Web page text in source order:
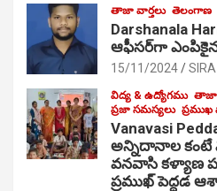
తాజా వార్తలు తెలంగాణ
Darshanala
ఆఫీసర్‌గా
15/11/2024
విద్య & ఉద్యోగము తాజా
ప్రజా సమస్యలు ప్రముఖ
Vanavasi
అన్నిదానాల కంటే
వనవాసి కళ్యాణ
ప్రముఖ్ పెద్దడ